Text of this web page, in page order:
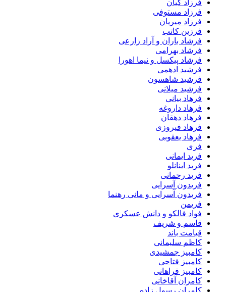
فرزاد کیان
فرزاد مستوفی
فرزاد میریان
فرزین کاتب
فرشاد باران و آراد زارعی
فرشاد بهرامی
فرشاد پیکسل و نیما اهورا
فرشید ادهمی
فرشید شاهسون
فرشید میلانی
فرهاد بیانی
فرهاد داروغه
فرهاد دهقان
فرهاد فیروزی
فرهاد یعقوبی
فری
فرید ایمانی
فرید اینانلو
فرید رحمانی
فریدون آسرایی
فریدون آسرایی و مانی رهنما
فریمن
فواد فالکو و دانش عسکری
قاسم و شریف
قیامت باند
کاظم سلیمانی
کامبیز جمشیدی
کامبیز فتاحی
کامبیز فراهانی
کامران آقاخانی
کامران رسول زاده